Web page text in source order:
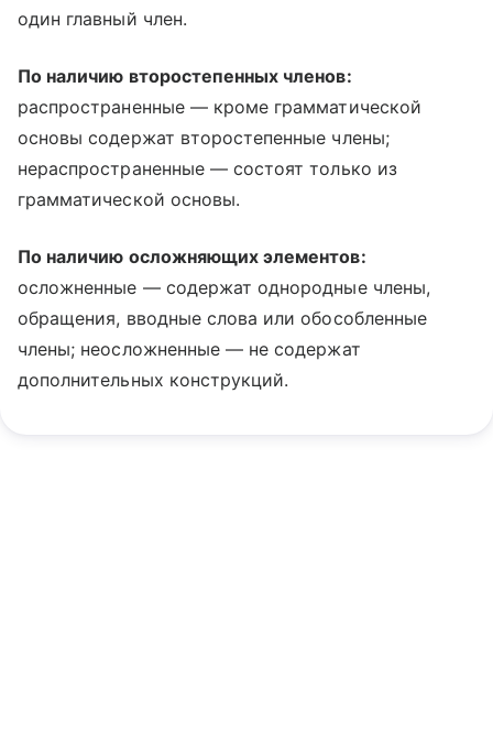
один главный член.
По наличию второстепенных членов:
распространенные — кроме грамматической
основы содержат второстепенные члены;
нераспространенные — состоят только из
грамматической основы.
По наличию осложняющих элементов:
осложненные — содержат однородные члены,
обращения, вводные слова или обособленные
члены; неосложненные — не содержат
дополнительных конструкций.